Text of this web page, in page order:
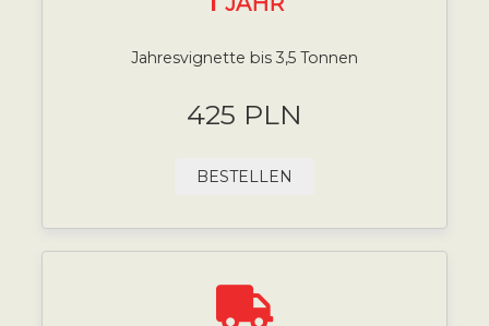
Jahresvignette bis 3,5 Tonnen
425 PLN
BESTELLEN